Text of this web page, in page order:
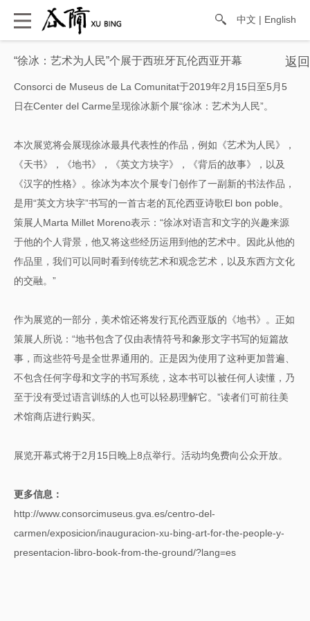
中文 | English
“徐冰：艺术为人民”个展于西班牙瓦伦西亚开幕
Consorci de Museus de La Comunitat于2019年2月15日至5月5
日在Center del Carme呈现徐冰新个展“徐冰：艺术为人民”。
本次展览将会展现徐冰最具代表性的作品，例如《艺术为人民》，
《天书》，《地书》，《英文方块字》，《背后的故事》，以及
《汉字的性格》。徐冰为本次个展专门创作了一副新的书法作品，
是用“英文方块字”书写的一首古老的瓦伦西亚诗歌El bon poble。
策展人Marta Millet Moreno表示：“徐冰对语言和文字的兴趣来源
于他的个人背景，他又将这些经历运用到他的艺术中。因此从他的
作品里，我们可以同时看到传统艺术和观念艺术，以及东西方文化
的交融。”
作为展览的一部分，美术馆还将发行瓦伦西亚版的《地书》。正如
策展人所说：“地书包含了仅由表情符号和象形文字书写的短篇故
事，而这些符号是全世界通用的。正是因为使用了这种更加普遍、
不包含任何字母和文字的书写系统，这本书可以被任何人读懂，乃
至于没有受过语言训练的人也可以轻易理解它。”读者们可前往美
术馆商店进行购买。
展览开幕式将于2月15日晚上8点举行。活动均免费向公众开放。
更多信息：
http://www.consorcimuseus.gva.es/centro-del-
carmen/exposicion/inauguracion-xu-bing-art-for-the-people-y-
presentacion-libro-book-from-the-ground/?lang=es